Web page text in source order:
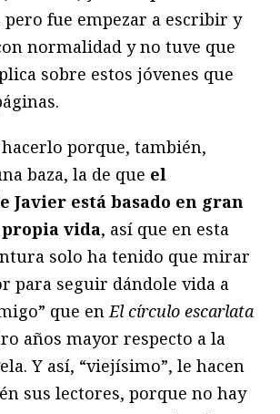
fue empezar a escribir y
normalidad y no tuve que
sobre estos jóvenes que
porque, también,
baza, la de que el
Javier está basado en gran
vida, así que en esta
solo ha tenido que mirar
para seguir dándole vida a
que en El círculo escarlata
años mayor respecto a la
Y así, “viejísimo”, le hacen
sus lectores, porque no hay